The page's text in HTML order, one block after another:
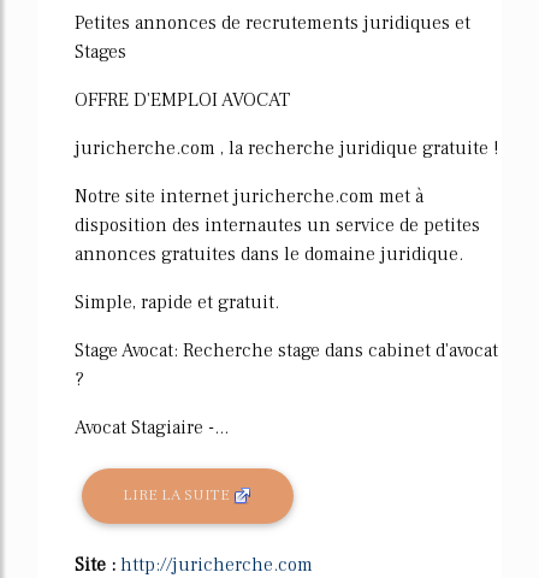
Petites annonces de recrutements juridiques et
Stages
OFFRE D'EMPLOI AVOCAT
juricherche.com , la recherche juridique gratuite !
Notre site internet juricherche.com met à
disposition des internautes un service de petites
annonces gratuites dans le domaine juridique.
Simple, rapide et gratuit.
Stage Avocat: Recherche stage dans cabinet d'avocat
?
Avocat Stagiaire -...
LIRE LA SUITE
Site : http://juricherche.com